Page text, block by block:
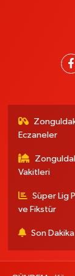
Eczaneler
Vakitleri
Süper Lig
ve Fikstür
Son